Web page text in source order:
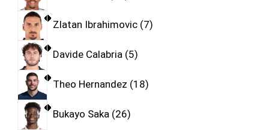
Zlatan Ibrahimovic 7
Davide Calabria 5
Theo Hernandez 18
Bukayo Saka 26